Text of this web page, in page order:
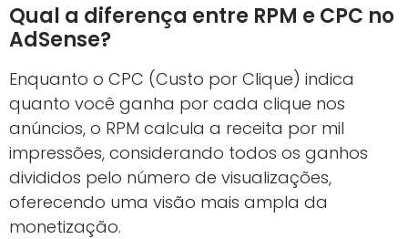
Qual a diferença entre RPM e CPC no
AdSense?
Enquanto o CPC (Custo por Clique) indica
quanto você ganha por cada clique nos
anúncios, o RPM calcula a receita por mil
impressões, considerando todos os ganhos
divididos pelo número de visualizações,
oferecendo uma visão mais ampla da
monetização.